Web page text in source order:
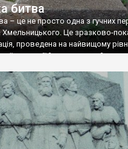
битва
– це не просто одна з гучних
Хмельницького. Це зразково-
проведена на найвищому
стратегії й тактики, який
лише цю перемогу
історію як великий
місці […]